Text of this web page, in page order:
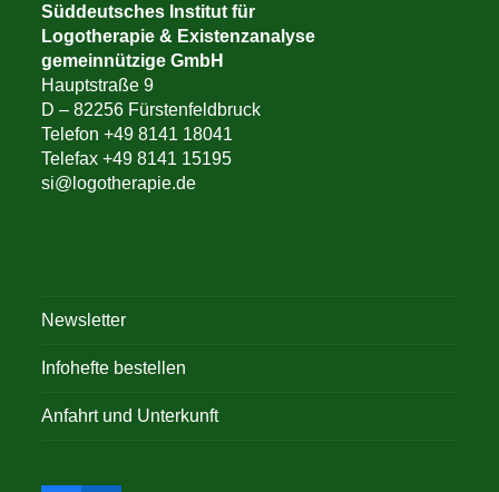
Süddeutsches Institut für
Logotherapie & Existenzanalyse
gemeinnützige GmbH
Hauptstraße 9
D – 82256 Fürstenfeldbruck
Telefon +49 8141 18041
Telefax +49 8141 15195
si@logotherapie.de
Newsletter
Infohefte bestellen
Anfahrt und Unterkunft